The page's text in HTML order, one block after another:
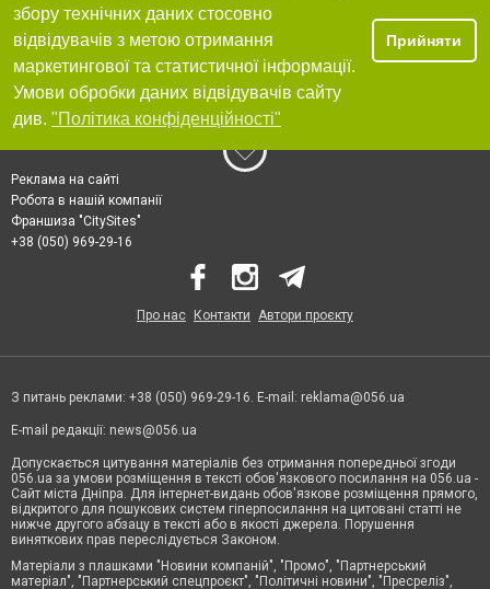
збору технічних даних стосовно
відвідувачів з метою отримання
маркетингової та статистичної інформації.
Умови обробки даних відвідувачів сайту
див. "Політика конфіденційності"
Прийняти
Реклама на сайті
Робота в нашій компанії
Франшиза "CitySites"
+38 (050) 969-29-16
Про нас Контакти Автори проєкту
З питань реклами: +38 (050) 969-29-16. E-mail: reklama@056.ua
E-mail редакції: news@056.ua
Допускається цитування матеріалів без отримання попередньої згоди
056.ua за умови розміщення в тексті обов'язкового посилання на 056.ua -
Сайт міста Дніпра. Для інтернет-видань обов'язкове розміщення прямого,
відкритого для пошукових систем гіперпосилання на цитовані статті не
нижче другого абзацу в тексті або в якості джерела. Порушення
виняткових прав переслідується Законом.
Матеріали з плашками "Новини компаній", "Промо", "Партнерський
матеріал", "Партнерський спецпроєкт", "Політичні новини", "Пресреліз",